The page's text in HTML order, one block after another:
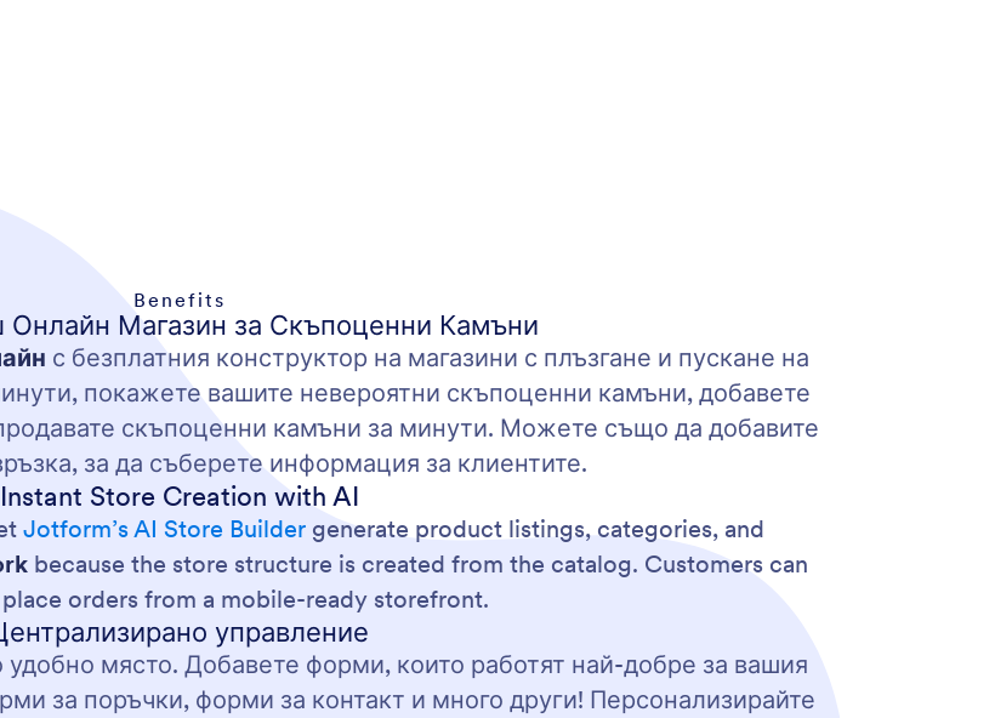
Benefits
Онлайн Магазин за Скъпоценни Камъни
с безплатния конструктор на магазини с плъзгане и пускане на
покажете вашите невероятни скъпоценни камъни, добавете
скъпоценни камъни за минути. Можете също да добавите
за да съберете информация за клиентите.
Instant Store Creation with AI
Jotform’s AI Store Builder generate product listings, categories, and
because the store structure is created from the catalog. Customers can
orders from a mobile-ready storefront.
управление
място. Добавете форми, които работят най-добре за вашия
за поръчки, форми за контакт и много други! Персонализирайте